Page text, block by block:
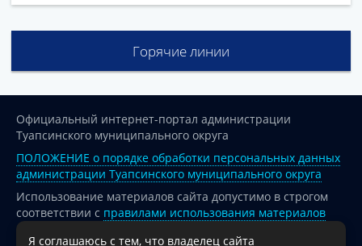
Горячие линии
Официальный интернет-портал администрации
Туапсинского муниципального округа
ПОЛОЖЕНИЕ о порядке обработки персональных данных
администрации Туапсинского муниципального округа
Использование материалов сайта допустимо в строгом
соответствии с правилами использования материалов
опубликованных на сайте
Я соглашаюсь с тем, что владелец сайта